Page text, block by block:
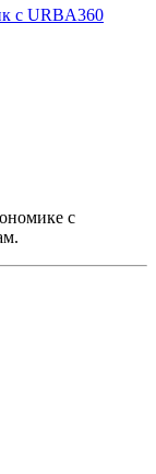
с URBA360
с